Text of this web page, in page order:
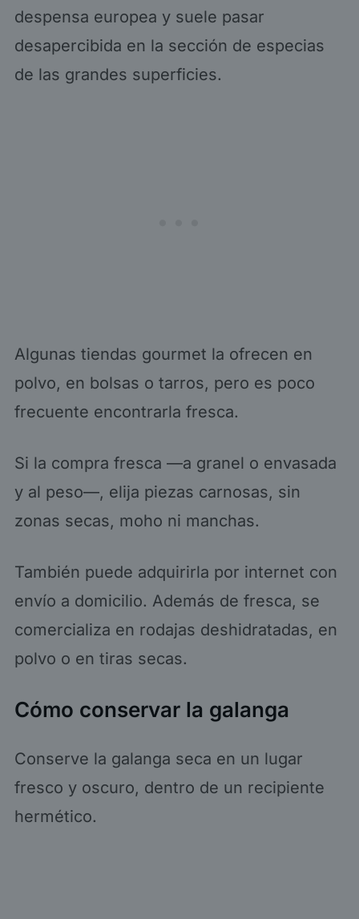
despensa europea y suele pasar
desapercibida en la sección de especias
de las grandes superficies.
Algunas tiendas gourmet la ofrecen en
polvo, en bolsas o tarros, pero es poco
frecuente encontrarla fresca.
Si la compra fresca —a granel o envasada
y al peso—, elija piezas carnosas, sin
zonas secas, moho ni manchas.
También puede adquirirla por internet con
envío a domicilio. Además de fresca, se
comercializa en rodajas deshidratadas, en
polvo o en tiras secas.
Cómo conservar la galanga
Conserve la galanga seca en un lugar
fresco y oscuro, dentro de un recipiente
hermético.